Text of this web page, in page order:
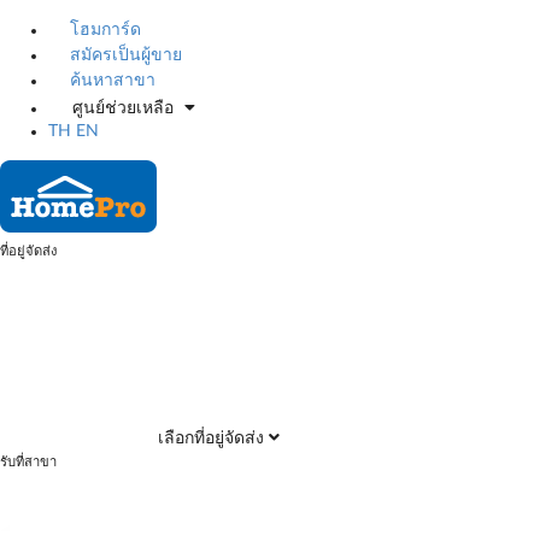
โฮมการ์ด
สมัครเป็นผู้ขาย
ค้นหาสาขา
ศูนย์ช่วยเหลือ
TH
EN
ที่อยู่จัดส่ง
เลือกที่อยู่จัดส่ง
รับที่สาขา